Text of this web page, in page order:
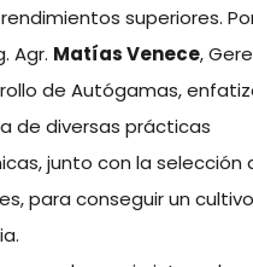
superiores.
Agr. Matías Venece,
de Autógamas,
de diversas prácticas
junto con la selección
para conseguir un